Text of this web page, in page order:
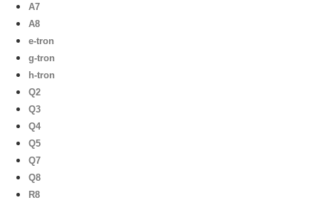
A7
A8
e-tron
g-tron
h-tron
Q2
Q3
Q4
Q5
Q7
Q8
R8